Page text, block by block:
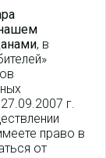
, в
г.
право в
от